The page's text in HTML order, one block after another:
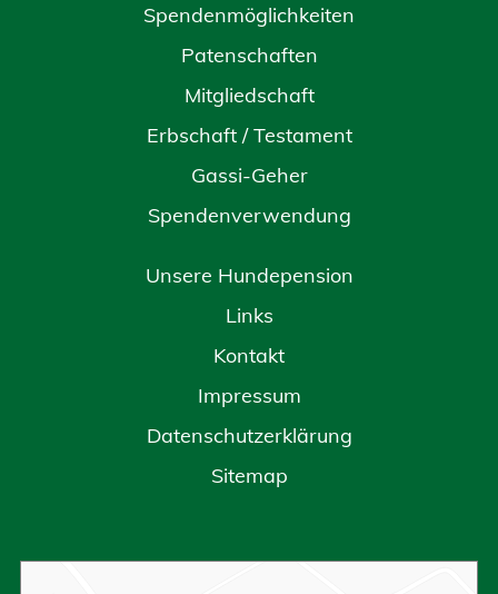
Spendenmöglichkeiten
Patenschaften
Mitgliedschaft
Erbschaft / Testament
Gassi-Geher
Spendenverwendung
Unsere Hundepension
Links
Kontakt
Impressum
Datenschutzerklärung
Sitemap